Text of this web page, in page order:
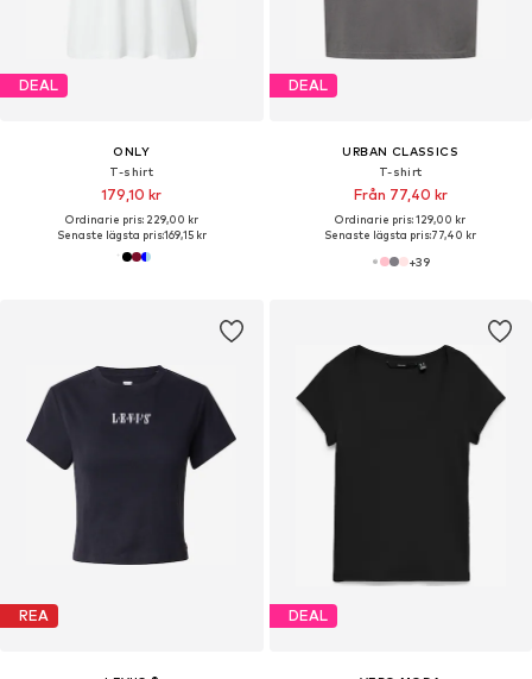
DEAL
ONLY
T-shirt
179,10 kr
Ordinarie pris: 229,00 kr
Senaste lägsta pris:169,15 kr
DEAL
URBAN CLASSICS
T-shirt
Från 77,40 kr
Ordinarie pris: 129,00 kr
Senaste lägsta pris:77,40 kr
+39
REA DEAL